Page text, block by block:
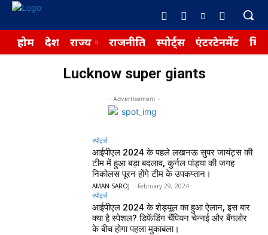
होम देश राज्य राजनीति स्पोर्ट्स एंटरटेनमेंट
Lucknow super giants
- Advertisement -
स्पोर्ट्स
आईपीएल 2024 के पहले लखनऊ सुपर जायंट्स की
टीम में हुआ बड़ा बदलाव, कुर्नल पांड्या की जगह
निकोलस पूरन होंगे टीम के उपकप्तान।
AMAN SAROJ - February 29, 2024
स्पोर्ट्स
आईपीएल 2024 के शेड्यूल का हुआ ऐलान, इस बार
क्या है स्पेशल? डिफेंडिंग चैंपियन चेन्नई और बैंगलोर
के बीच होगा पहला मुकाबला।